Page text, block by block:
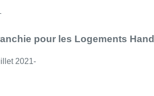
pour les Logements
2021-